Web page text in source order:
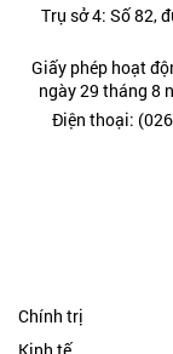
Trụ sở 4: Số 82,
Giấy phép hoạt
ngày 29 tháng 8
Điện thoại:
Chính trị